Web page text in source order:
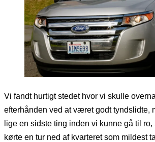
Vi fandt hurtigt stedet hvor vi skulle
efterhånden ved at været godt tyndslidte,
lige en sidste ting inden vi kunne gå til ro,
kørte en tur ned af kvarteret som mildest